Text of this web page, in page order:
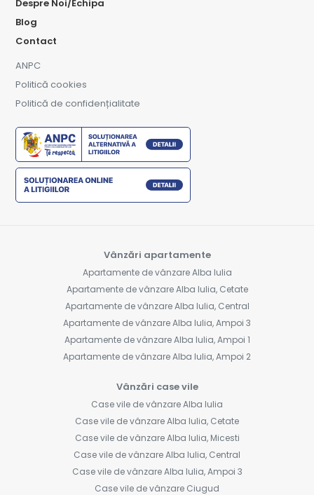
Despre Noi/Echipa
Blog
Contact
ANPC
Politică cookies
Politică de confidențialitate
Vânzări apartamente
Apartamente de vânzare Alba Iulia
Apartamente de vânzare Alba Iulia, Cetate
Apartamente de vânzare Alba Iulia, Central
Apartamente de vânzare Alba Iulia, Ampoi 3
Apartamente de vânzare Alba Iulia, Ampoi 1
Apartamente de vânzare Alba Iulia, Ampoi 2
Vânzări case vile
Case vile de vânzare Alba Iulia
Case vile de vânzare Alba Iulia, Cetate
Case vile de vânzare Alba Iulia, Micesti
Case vile de vânzare Alba Iulia, Central
Case vile de vânzare Alba Iulia, Ampoi 3
Case vile de vânzare Ciugud